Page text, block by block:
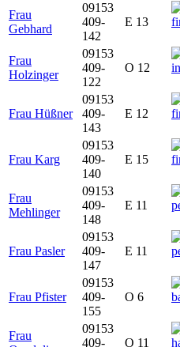
Frau
Gebhard
09153
409-
142
E 13
Frau
Holzinger
09153
409-
122
O 12
Frau Hüßner
09153
409-
143
E 12
Frau Karg
09153
409-
140
E 15
Frau
Mehlinger
09153
409-
148
E 11
Frau Pasler
09153
409-
147
E 11
Frau Pfister
09153
409-
155
O 6
Frau
09153
409-
O 11